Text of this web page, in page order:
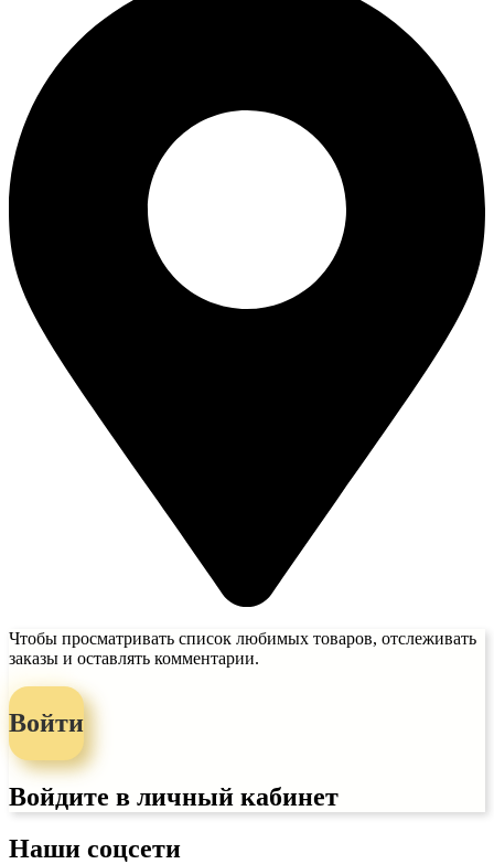
Чтобы просматривать список любимых товаров, отслеживать
заказы и оставлять комментарии.
Войти
Войдите в личный кабинет
Наши соцсети